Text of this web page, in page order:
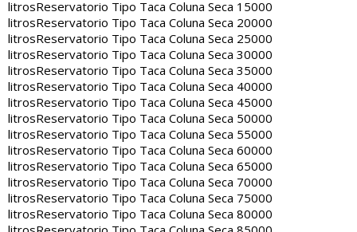
litrosReservatorio Tipo Taca Coluna Seca 15000
litrosReservatorio Tipo Taca Coluna Seca 20000
litrosReservatorio Tipo Taca Coluna Seca 25000
litrosReservatorio Tipo Taca Coluna Seca 30000
litrosReservatorio Tipo Taca Coluna Seca 35000
litrosReservatorio Tipo Taca Coluna Seca 40000
litrosReservatorio Tipo Taca Coluna Seca 45000
litrosReservatorio Tipo Taca Coluna Seca 50000
litrosReservatorio Tipo Taca Coluna Seca 55000
litrosReservatorio Tipo Taca Coluna Seca 60000
litrosReservatorio Tipo Taca Coluna Seca 65000
litrosReservatorio Tipo Taca Coluna Seca 70000
litrosReservatorio Tipo Taca Coluna Seca 75000
litrosReservatorio Tipo Taca Coluna Seca 80000